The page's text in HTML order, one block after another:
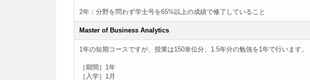
2年：分野を問わず学士号を65%以上の成績で修了していること
Master of Business Analytics
1年の短期コースですが、授業は150単位分、1.5年分の勉強を1年で行います。
［期間］1年
［入学］1月